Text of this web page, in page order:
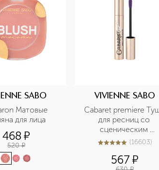
SABO
Матовые
для лица
468 ¤
520 ¤
VIVIENNE SABO
Cabaret premiere
для ресниц со
сценическим
эффектом
5из 516603 (16603)
567¤